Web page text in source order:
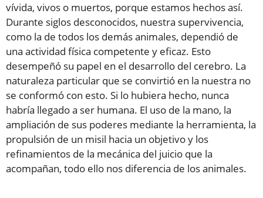
vívida, vivos o muertos, porque estamos hechos así.
Durante siglos desconocidos, nuestra supervivencia,
como la de todos los demás animales, dependió de
una actividad física competente y eficaz. Esto
desempeñó su papel en el desarrollo del cerebro. La
naturaleza particular que se convirtió en la nuestra no
se conformó con esto. Si lo hubiera hecho, nunca
habría llegado a ser humana. El uso de la mano, la
ampliación de sus poderes mediante la herramienta, la
propulsión de un misil hacia un objetivo y los
refinamientos de la mecánica del juicio que la
acompañan, todo ello nos diferencia de los animales.